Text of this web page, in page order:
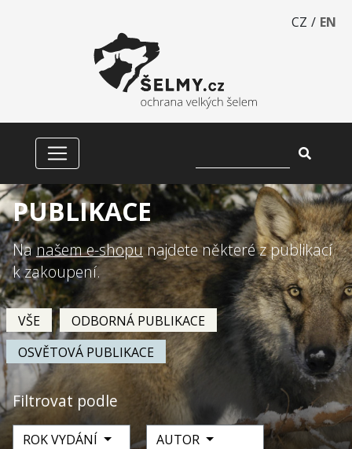
CZ / EN
PUBLIKACE
Nanašem e-shopunajdete některé z publikací
k zakoupení.
VŠE
ODBORNÁ PUBLIKACE
OSVĚTOVÁ PUBLIKACE
Filtrovat podle
ROK VYDÁNÍ
AUTOR